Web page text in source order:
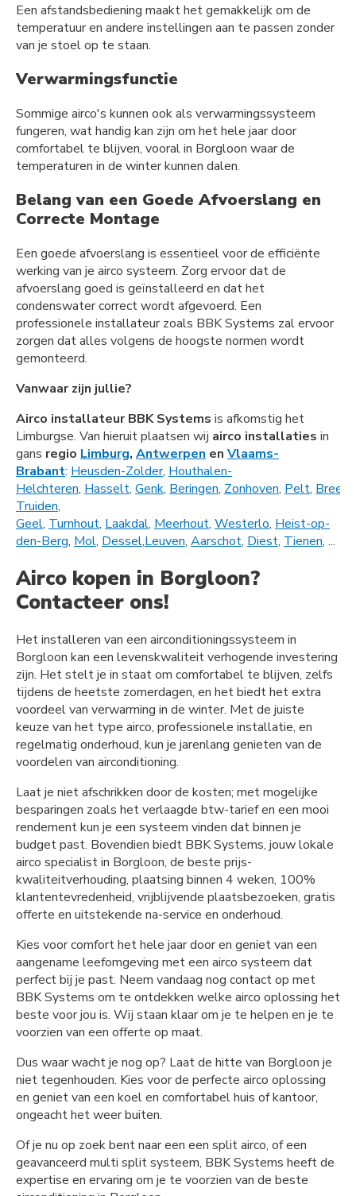
Een afstandsbediening maakt het gemakkelijk om de
temperatuur en andere instellingen aan te passen zonder
van je stoel op te staan.
Verwarmingsfunctie
Sommige airco's kunnen ook als verwarmingssysteem
fungeren, wat handig kan zijn om het hele jaar door
comfortabel te blijven, vooral in Borgloon waar de
temperaturen in de winter kunnen dalen.
Belang van een Goede Afvoerslang en
Correcte Montage
Een goede afvoerslang is essentieel voor de efficiënte
werking van je airco systeem. Zorg ervoor dat de
afvoerslang goed is geïnstalleerd en dat het
condenswater correct wordt afgevoerd. Een
professionele installateur zoals BBK Systems zal ervoor
zorgen dat alles volgens de hoogste normen wordt
gemonteerd.
Vanwaar zijn jullie?
Airco installateur BBK Systems is afkomstig het
Limburgse. Van hieruit plaatsen wij airco installaties in
gans regio Limburg, Antwerpen en Vlaams-
Brabant: Heusden-Zolder, Houthalen-
Helchteren, Hasselt, Genk, Beringen, Zonhoven, Pelt, Bree
Truiden,
Geel, Turnhout, Laakdal, Meerhout, Westerlo, Heist-op-
den-Berg, Mol, Dessel,Leuven, Aarschot, Diest, Tienen, ...
Airco kopen in Borgloon?
Contacteer ons!
Het installeren van een airconditioningssysteem in
Borgloon kan een levenskwaliteit verhogende investering
zijn. Het stelt je in staat om comfortabel te blijven, zelfs
tijdens de heetste zomerdagen, en het biedt het extra
voordeel van verwarming in de winter. Met de juiste
keuze van het type airco, professionele installatie, en
regelmatig onderhoud, kun je jarenlang genieten van de
voordelen van airconditioning.
Laat je niet afschrikken door de kosten; met mogelijke
besparingen zoals het verlaagde btw-tarief en een mooi
rendement kun je een systeem vinden dat binnen je
budget past. Bovendien biedt BBK Systems, jouw lokale
airco specialist in Borgloon, de beste prijs-
kwaliteitverhouding, plaatsing binnen 4 weken, 100%
klantentevredenheid, vrijblijvende plaatsbezoeken, gratis
offerte en uitstekende na-service en onderhoud.
Kies voor comfort het hele jaar door en geniet van een
aangename leefomgeving met een airco systeem dat
perfect bij je past. Neem vandaag nog contact op met
BBK Systems om te ontdekken welke airco oplossing het
beste voor jou is. Wij staan klaar om je te helpen en je te
voorzien van een offerte op maat.
Dus waar wacht je nog op? Laat de hitte van Borgloon je
niet tegenhouden. Kies voor de perfecte airco oplossing
en geniet van een koel en comfortabel huis of kantoor,
ongeacht het weer buiten.
Of je nu op zoek bent naar een een split airco, of een
geavanceerd multi split systeem, BBK Systems heeft de
expertise en ervaring om je te voorzien van de beste